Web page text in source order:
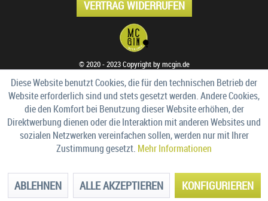
VERTRAG WIDERRUFEN
© 2020 - 2023 Copyright by mcgin.de
Diese Website benutzt Cookies, die für den technischen Betrieb der
Website erforderlich sind und stets gesetzt werden. Andere Cookies,
die den Komfort bei Benutzung dieser Website erhöhen, der
Direktwerbung dienen oder die Interaktion mit anderen Websites und
sozialen Netzwerken vereinfachen sollen, werden nur mit Ihrer
Zustimmung gesetzt. Mehr Informationen
ABLEHNEN ALLE AKZEPTIEREN KONFIGURIEREN